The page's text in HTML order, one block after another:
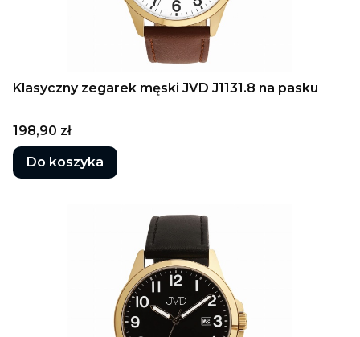
Klasyczny zegarek męski JVD J1131.8 na pasku
Cena
198,90 zł
Do koszyka